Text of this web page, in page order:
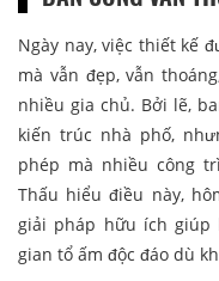
Ngày nay, việc thiết kế
mà vẫn đẹp, vẫn
nhiều gia chủ. Bởi lẽ,
kiến trúc nhà phố,
phép mà nhiều công
Thấu hiểu điều này,
giải pháp hữu ích giúp
gian tổ ấm độc đáo dù